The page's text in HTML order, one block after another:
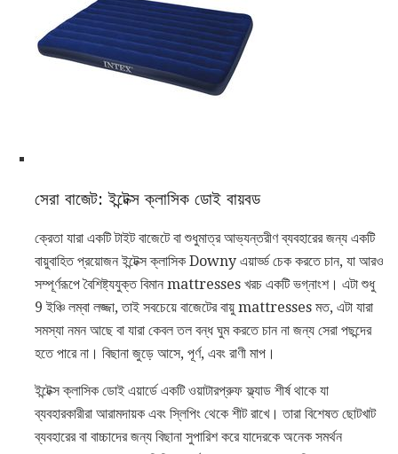
সেরা বাজেট: ইন্টেক্স ক্লাসিক ডোই বায়বড
ক্রেতা যারা একটি টাইট বাজেটে বা শুধুমাত্র আভ্যন্তরীণ ব্যবহারের জন্য একটি
বায়ুবাহিত প্রয়োজন ইন্টেক্স ক্লাসিক Downy এয়ার্ড্ড চেক করতে চান, যা আরও
সম্পূর্ণরূপে বৈশিষ্ট্যযুক্ত বিমান mattresses খরচ একটি ভগ্নাংশ। এটা শুধু
9 ইঞ্চি লম্বা লজ্জা, তাই সবচেয়ে বাজেটের বায়ু mattresses মত, এটা যারা
সমস্যা নমন আছে বা যারা কেবল তল বন্ধ ঘুম করতে চান না জন্য সেরা পছন্দের
হতে পারে না। বিছানা জুড়ে আসে, পূর্ণ, এবং রাণী মাপ।
ইন্টেক্স ক্লাসিক ডোই এয়ার্ডে একটি ওয়াটারপ্রুফ ফ্ল্যাড শীর্ষ থাকে যা
ব্যবহারকারীরা আরামদায়ক এবং স্লিপিং থেকে শীট রাখে। তারা বিশেষত ছোটখাট
ব্যবহারের বা বাচ্চাদের জন্য বিছানা সুপারিশ করে যাদেরকে অনেক সমর্থন